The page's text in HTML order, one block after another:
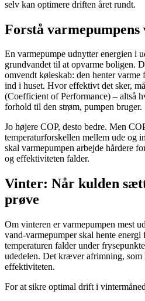
selv kan optimere driften året rundt.
Forstå varmepumpens
En varmepumpe udnytter energien i
grundvandet til at opvarme boligen.
omvendt køleskab: den henter
ind i huset. Hvor effektivt det sker,
(Coefficient of Performance) – altså
forhold til den strøm, pumpen bruger.
Jo højere COP, desto bedre. Men
temperaturforskellen mellem ude og
skal varmepumpen arbejde hårdere
og effektiviteten falder.
Vinter: Når kulden
prøve
Om vinteren er varmepumpen mest
vand-varmepumper skal hente
temperaturen falder under
udedelen. Det kræver afrimning,
effektiviteten.
For at sikre optimal drift i